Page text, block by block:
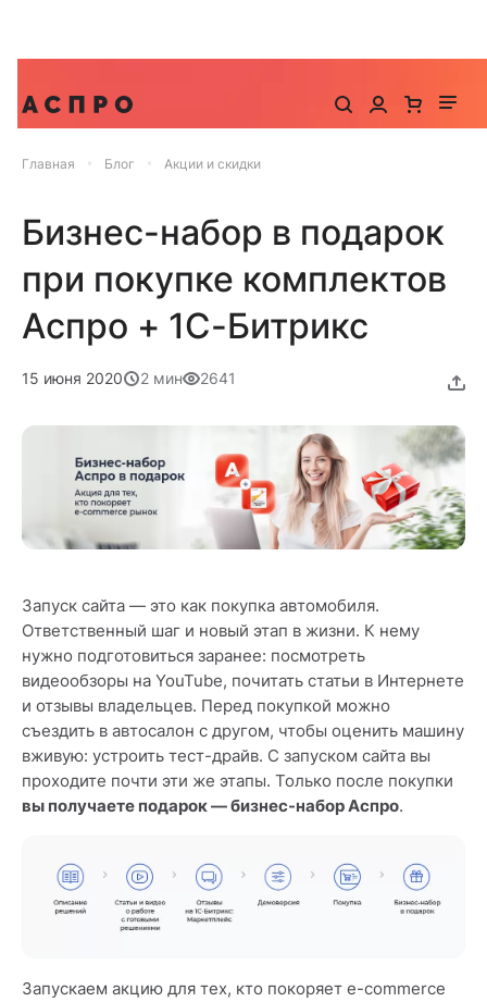
Главная Блог Акции и скидки
Бизнес-набор в подарок
при покупке комплектов
Аспро + 1С-Битрикс
15 июня 2020 2 мин 2641
Запуск сайта — это как покупка автомобиля.
Ответственный шаг и новый этап в жизни. К нему
нужно подготовиться заранее: посмотреть
видеообзоры на YouTube, почитать статьи в Интернете
и отзывы владельцев. Перед покупкой можно
съездить в автосалон с другом, чтобы оценить машину
вживую: устроить тест-драйв. С запуском сайта вы
проходите почти эти же этапы. Только после покупки
вы получаете подарок — бизнес-набор Аспро.
Запускаем акцию для тех, кто покоряет e-commerce